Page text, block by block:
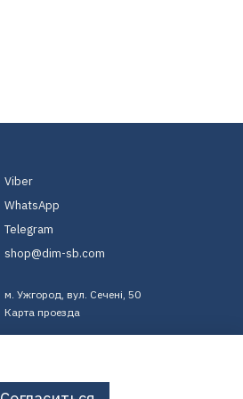
Viber
WhatsApp
Telegram
shop@dim-sb.com
м. Ужгород, вул. Сечені, 50
Карта проезда